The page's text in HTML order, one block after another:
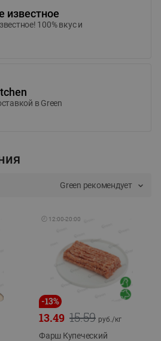
известное
100% вкус и
в Green
Green рекомендует
🕘 12:00-20:00
-13%
15.59
13.49 руб./кг
Фарш Купеческий